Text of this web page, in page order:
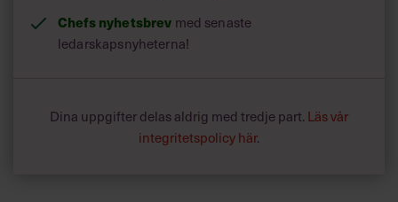
Chefs nyhetsbrev med senaste
ledarskapsnyheterna!
Dina uppgifter delas aldrig med tredje part. Läs vår
integritetspolicy här.